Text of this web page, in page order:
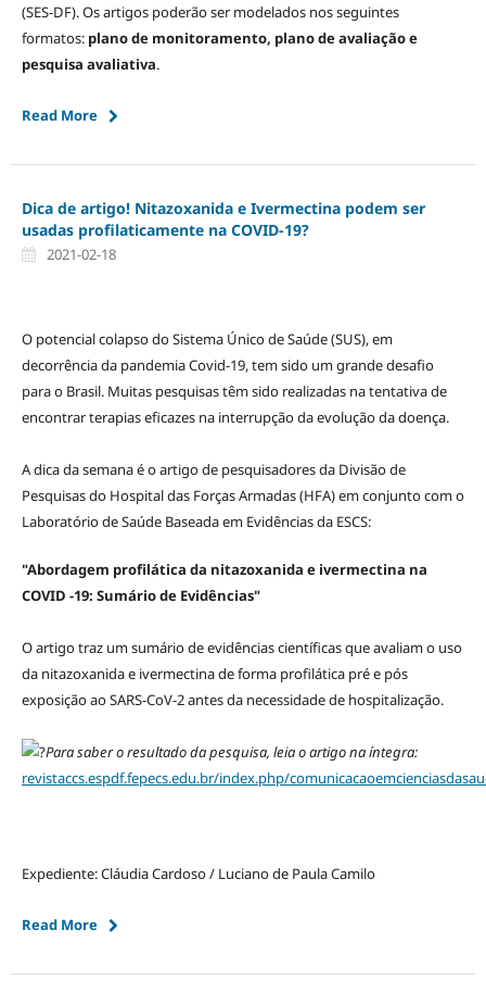
(SES-DF). Os artigos poderão ser modelados nos seguintes
formatos: plano de monitoramento, plano de avaliação e
pesquisa avaliativa.
Read More
Dica de artigo! Nitazoxanida e Ivermectina podem ser
usadas profilaticamente na COVID-19?
2021-02-18
O potencial colapso do Sistema Único de Saúde (SUS), em
decorrência da pandemia Covid-19, tem sido um grande desafio
para o Brasil. Muitas pesquisas têm sido realizadas na tentativa de
encontrar terapias eficazes na interrupção da evolução da doença.
A dica da semana é o artigo de pesquisadores da Divisão de
Pesquisas do Hospital das Forças Armadas (HFA) em conjunto com o
Laboratório de Saúde Baseada em Evidências da ESCS:
"Abordagem profilática da nitazoxanida e ivermectina na
COVID -19: Sumário de Evidências"
O artigo traz um sumário de evidências científicas que avaliam o uso
da nitazoxanida e ivermectina de forma profilática pré e pós
exposição ao SARS-CoV-2 antes da necessidade de hospitalização.
Para saber o resultado da pesquisa, leia o artigo na íntegra:
revistaccs.espdf.fepecs.edu.br/index.php/
Expediente: Cláudia Cardoso / Luciano de Paula Camilo
Read More